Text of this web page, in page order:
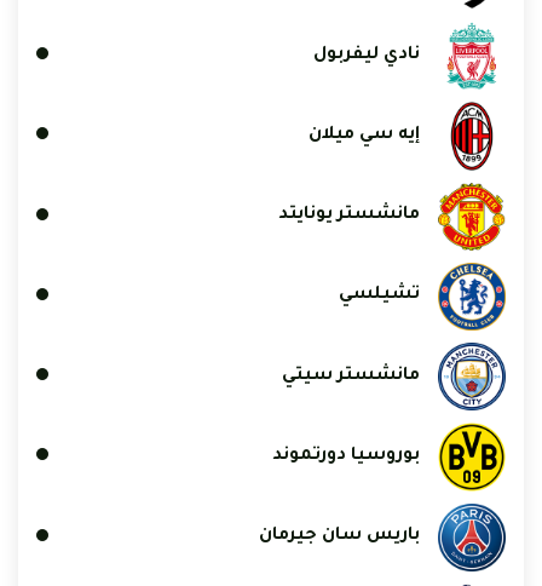
نادي ليفربول
إيه سي ميلان
مانشستر يونايتد
تشيلسي
مانشستر سيتي
بوروسيا دورتموند
باريس سان جيرمان